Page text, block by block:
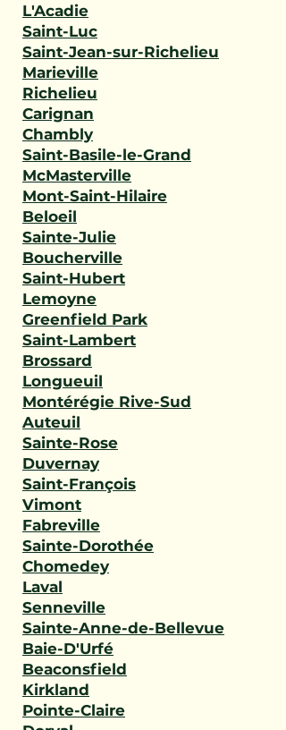
L'Acadie
Saint-Luc
Saint-Jean-sur-Richelieu
Marieville
Richelieu
Carignan
Chambly
Saint-Basile-le-Grand
McMasterville
Mont-Saint-Hilaire
Beloeil
Sainte-Julie
Boucherville
Saint-Hubert
Lemoyne
Greenfield Park
Saint-Lambert
Brossard
Longueuil
Montérégie Rive-Sud
Auteuil
Sainte-Rose
Duvernay
Saint-François
Vimont
Fabreville
Sainte-Dorothée
Chomedey
Laval
Senneville
Sainte-Anne-de-Bellevue
Baie-D'Urfé
Beaconsfield
Kirkland
Pointe-Claire